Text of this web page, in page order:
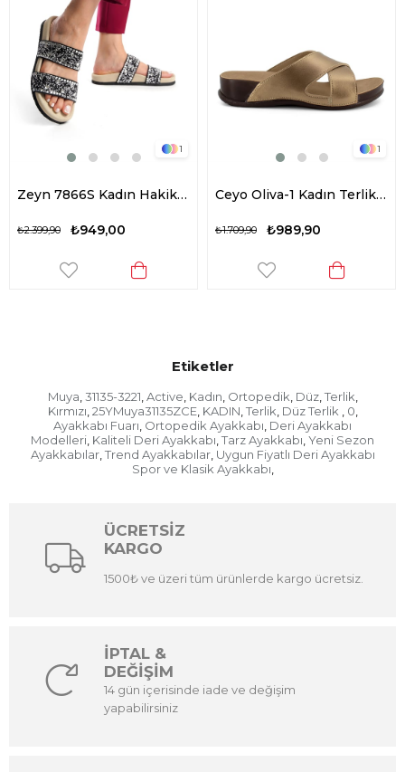
1
Zeyn 7866S Kadın Hakiki Deri Düz Terlik Siyah
₺949,00
₺2.399,90
1
Ceyo Oliva-1 Kadın Terlik Altın
₺989,90
₺1.709,90
Etiketler
Muya 31135-3221 Active Kadın Ortopedik Düz, Terlik
Kırmızı 25YMuya31135ZCE, KADIN Terlik Düz Terlik 0
Ayakkabı Fuarı Ortopedik Ayakkabı Deri Ayakkabı
Modelleri Kaliteli Deri Ayakkabı Tarz Ayakkabı Yeni Sezon
Ayakkabılar, Trend Ayakkabılar, Uygun Fiyatlı Deri Ayakkabı
Spor ve Klasik Ayakkabı
ÜCRETSİZ
KARGO
1500₺ ve üzeri tüm ürünlerde kargo ücretsiz.
İPTAL &
DEĞİŞİM
14 gün içerisinde iade ve değişim
yapabilirsiniz